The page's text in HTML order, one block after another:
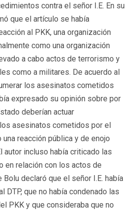
contra el señor I.E. En su
que el artículo se había
al PKK, una organización
como una organización
a cabo actos de terrorismo y
como a militares. De acuerdo al
los asesinatos cometidos
expresado su opinión sobre por
deberían actuar
asesinatos cometidos por el
una reacción pública y de enojo
autor incluso había criticado las
en relación con los actos de
declaró que el señor I.E. había
DTP, que no había condenado las
PKK y que consideraba que no